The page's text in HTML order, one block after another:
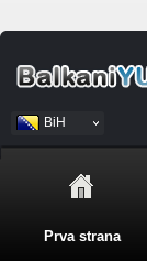
BiH
Srpski
Prva strana